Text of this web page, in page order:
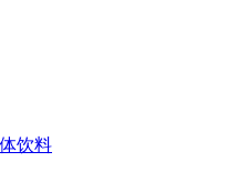
饮料